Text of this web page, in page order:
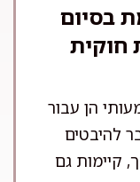
בסיום
חוקית
הן עבור
להיבטים
קיימות גם